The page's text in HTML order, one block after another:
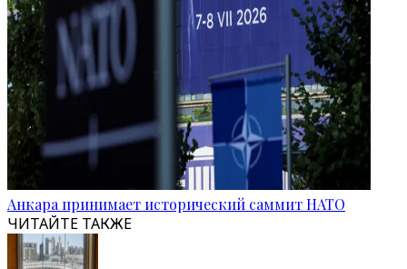
Анкара принимает исторический саммит НАТО
ЧИТАЙТЕ ТАКЖЕ